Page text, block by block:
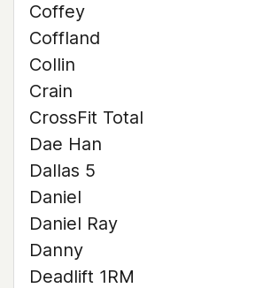
Coffey
Coffland
Collin
Crain
CrossFit Total
Dae Han
Dallas 5
Daniel
Daniel Ray
Danny
Deadlift 1RM